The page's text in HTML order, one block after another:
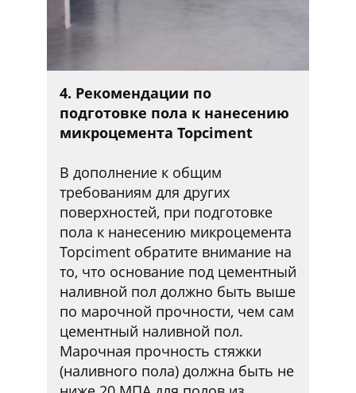
4. Рекомендации по
подготовке пола к нанесению
микроцемента Topciment
В дополнение к общим
требованиям для других
поверхностей, при подготовке
пола к нанесению микроцемента
Topciment обратите внимание на
то, что основание под цементный
наливной пол должно быть выше
по марочной прочности, чем сам
цементный наливной пол.
Марочная прочность стяжки
(наливного пола) должна быть не